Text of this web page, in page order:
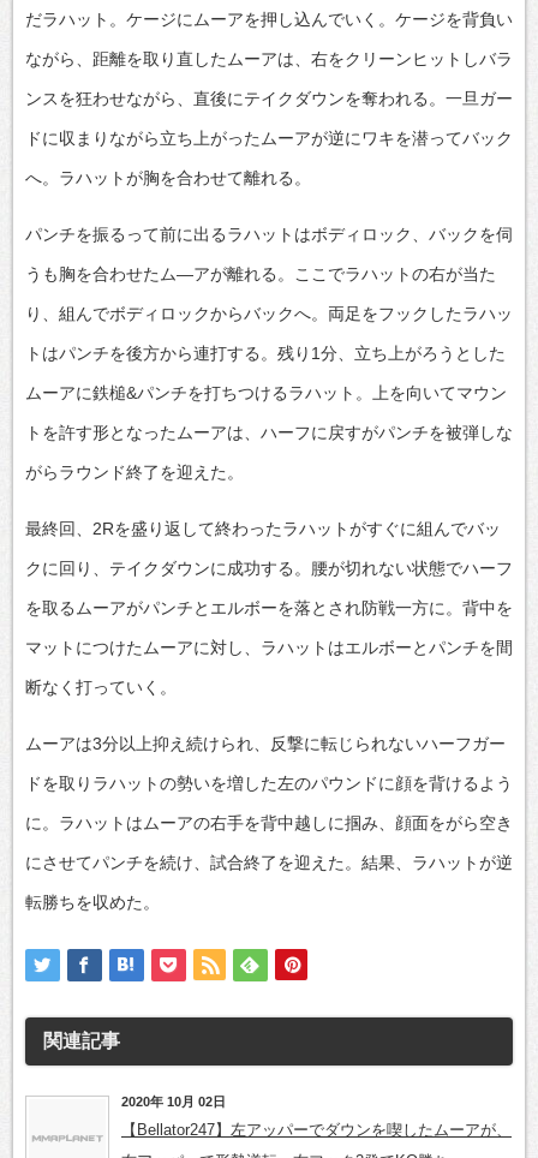
だラハット。ケージにムーアを押し込んでいく。ケージを背負い
ながら、距離を取り直したムーアは、右をクリーンヒットしバラ
ンスを狂わせながら、直後にテイクダウンを奪われる。一旦ガー
ドに収まりながら立ち上がったムーアが逆にワキを潜ってバック
へ。ラハットが胸を合わせて離れる。
パンチを振るって前に出るラハットはボディロック、バックを伺
うも胸を合わせたム―アが離れる。ここでラハットの右が当た
り、組んでボディロックからバックへ。両足をフックしたラハッ
トはパンチを後方から連打する。残り1分、立ち上がろうとした
ムーアに鉄槌&パンチを打ちつけるラハット。上を向いてマウン
トを許す形となったムーアは、ハーフに戻すがパンチを被弾しな
がらラウンド終了を迎えた。
最終回、2Rを盛り返して終わったラハットがすぐに組んでバッ
クに回り、テイクダウンに成功する。腰が切れない状態でハーフ
を取るムーアがパンチとエルボーを落とされ防戦一方に。背中を
マットにつけたムーアに対し、ラハットはエルボーとパンチを間
断なく打っていく。
ムーアは3分以上抑え続けられ、反撃に転じられないハーフガー
ドを取りラハットの勢いを増した左のパウンドに顔を背けるよう
に。ラハットはムーアの右手を背中越しに掴み、顔面をがら空き
にさせてパンチを続け、試合終了を迎えた。結果、ラハットが逆
転勝ちを収めた。
関連記事
2020年 10月 02日
【Bellator247】左アッパーでダウンを喫したムーアが、